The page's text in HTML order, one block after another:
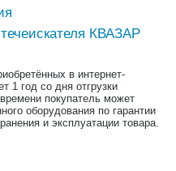
КВАЗАР
в интернет-
1 год со дня отгрузки
покупатель может
оборудования по гарантии
и эксплуатации товара.